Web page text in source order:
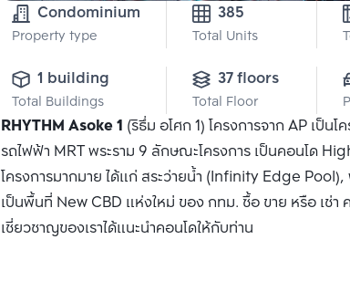
Condominium
Property type
385
Total Units
1 building
Total Buildings
37 floors
Total Floor
RHYTHM Asoke 1 (ริธึ่ม อโศก 1) โครงการจาก AP เป็
รถไฟฟ้า MRT พระราม 9 ลักษณะโครงการ เป็นคอนโด
โครงการมากมาย ได้แก่ สระว่ายน้ำ (Infinity Edge
เป็นพื้นที่ New CBD แห่งใหม่ ของ กทม. ซื้อ ขาย หรือ เช่
เชี่ยวชาญของเราได้แนะนำคอนโดให้กับท่าน